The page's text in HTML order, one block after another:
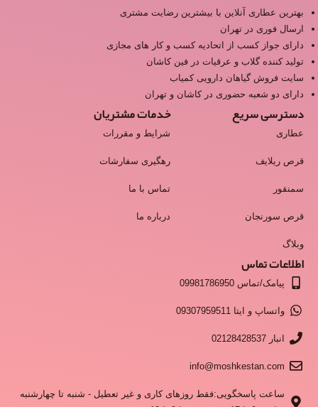
بهترین عطاری آنلاین با بیشترین رضایت مشتری
ارسال فوری در تهران
دارای جواز کسب از اتحادیه کسب و کار های مجازی
تولید کننده گلاب و عرقیات در فین کاشان
سایت فروش گیاهان دارویی کمیاب
دارای دو شعبه حضوری در کاشان و تهران
دسترسی سریع
عطاری
قرص ریلایف
سمنقور
قرص سورنجان
وبلاگ
خدمات مشتریان
شرایط و مقررات
رهگیری سفارشات
تماس با ما
درباره ما
اطلاعات تماس
پیامک/تماس 09981786950
واتساپ و ایتا 09307959511
انبار 02128428537
info@moshkestan.com
ساعت پاسخگویی:فقط روزهای کاری و غیر تعطیل - شنبه تا چهارشنبه